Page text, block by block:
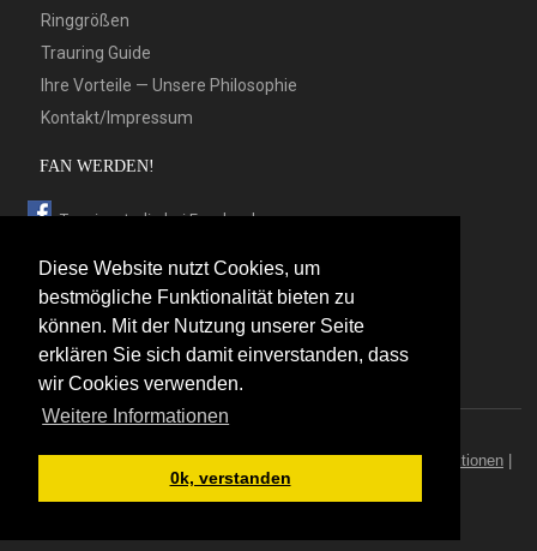
Diese Website nutzt Cookies, um
bestmögliche Funktionalität bieten zu
können. Mit der Nutzung unserer Seite
erklären Sie sich damit einverstanden, dass
wir Cookies verwenden.
Weitere Informationen
0k, verstanden
Ringgrößen
Trauring Guide
Ihre Vorteile — Unsere Philosophie
Kontakt/Impressum
FAN WERDEN!
Trauringstudio bei Facebook
Trauringstudio bei Twitter
Trauringstudio bei Pinterest
Trauringstudio bei flickr
Trauringstudio|Trauringe|Hersteller|Kontakt/Impressum Aktionen|
News|Sitemap